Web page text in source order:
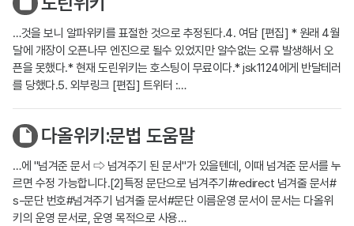
…것을 보니 알파위키를 표절한 것으로 추정된다.4. 여담 [편집] * 원래 4월
달에 개장이 오픈나무 엔진으로 될수 있었지만 알수없는 오류 발생해서 오
픈을 못했다.* 현재 도린위키는 호스팅이 무료이다.* jsk1124에게 반달테러
를 당했다.5. 외부링크 [편집] 트위터 :…
다올위키:문법 도움말
…에 "넘겨준 문서 ⇨ 넘겨주기 된 문서"가 있을텐데, 이때 넘겨준 문서를 누
르면 수정 가능합니다.[2]특정 문단으로 넘겨주기#redirect 넘겨줄 문서#
s-문단 번호#넘겨주기 넘겨줄 문서#문단 이름운영 문서이 문서는 다올위
키의 운영 문서로, 운영 목적으로 사용…